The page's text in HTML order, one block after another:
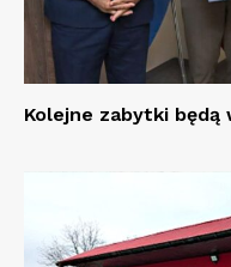
Kolejne zabytki